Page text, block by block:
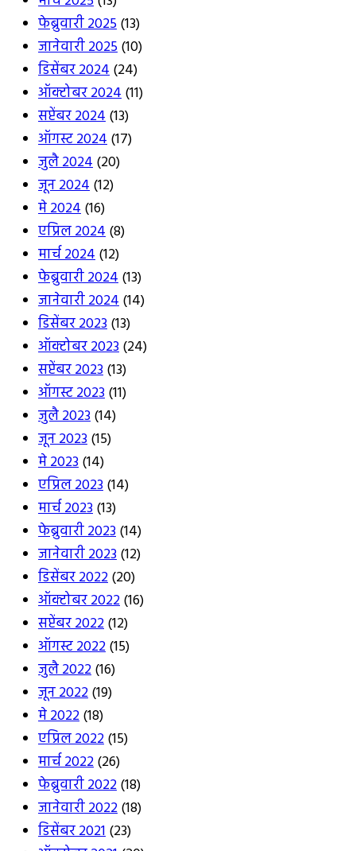
फेब्रुवारी 2025(13)
जानेवारी 2025(10)
डिसेंबर 2024(24)
ऑक्टोबर 2024(11)
सप्टेंबर 2024(13)
ऑगस्ट 2024(17)
जुलै 2024(20)
जून 2024(12)
मे 2024(16)
एप्रिल 2024(8)
मार्च 2024(12)
फेब्रुवारी 2024(13)
जानेवारी 2024(14)
डिसेंबर 2023(13)
ऑक्टोबर 2023(24)
सप्टेंबर 2023(13)
ऑगस्ट 2023(11)
जुलै 2023(14)
जून 2023(15)
मे 2023(14)
एप्रिल 2023(14)
मार्च 2023(13)
फेब्रुवारी 2023(14)
जानेवारी 2023(12)
डिसेंबर 2022(20)
ऑक्टोबर 2022(16)
सप्टेंबर 2022(12)
ऑगस्ट 2022(15)
जुलै 2022(16)
जून 2022(19)
मे 2022(18)
एप्रिल 2022(15)
मार्च 2022(26)
फेब्रुवारी 2022(18)
जानेवारी 2022(18)
डिसेंबर 2021(23)